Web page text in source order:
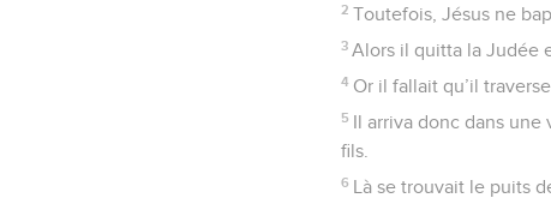
2 Toutefois, Jésus ne
3 Alors il quitta la Judée
4 Or il fallait qu’il
5 Il arriva donc dans une
fils.
6 Là se trouvait le puits